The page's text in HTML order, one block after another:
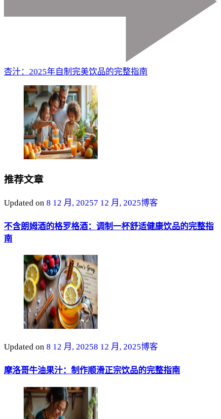
杏汁：2025年自制完美饮品的完整指南
推荐文章
Updated on 8 12 月, 20257 12 月, 2025博客
不含朗姆酒的格罗格酒：调制一杯舒适健康饮品的完整指
南
Updated on 8 12 月, 20258 12 月, 2025博客
摩洛哥牛油果汁：制作顺滑正宗饮品的完整指南